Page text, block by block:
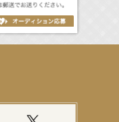
！
定♪
ョー＆宝塚文化芸術センター昆虫展示イ